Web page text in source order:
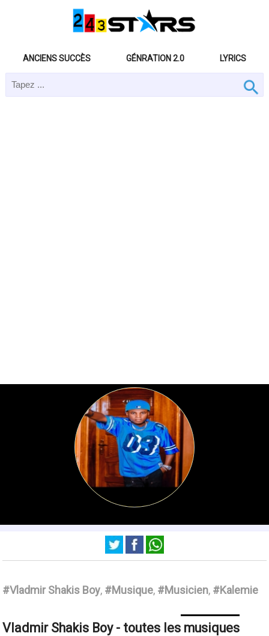
ANCIENS SUCCÈS GÉNRATION 2.0 LYRICS
#Vladmir Shakis Boy, #Musique, #Musicien, #Kalemie
Vladmir Shakis Boy - toutes les musiques